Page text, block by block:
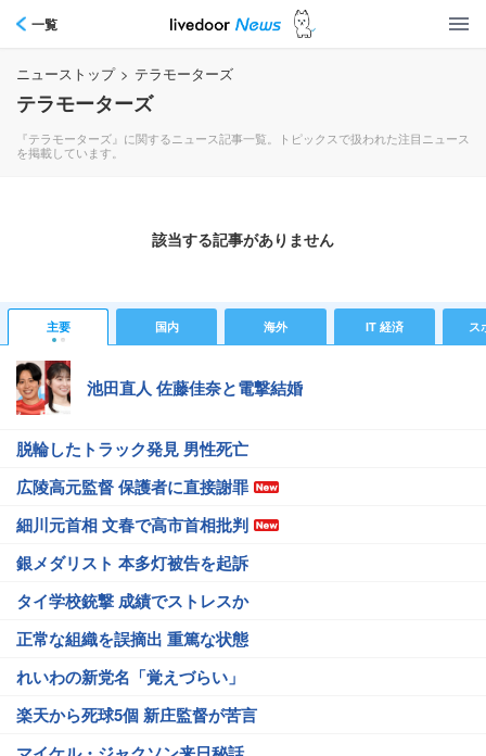
一覧
ニューストップ > テラモーターズ
テラモーターズ
『テラモーターズ』に関するニュース記事一覧。トピックスで扱われた注目ニュース
を掲載しています。
該当する記事がありません
主要 国内 海外 IT 経済 ス
池田直人 佐藤佳奈と電撃結婚
脱輪したトラック発見 男性死亡
広陵高元監督 保護者に直接謝罪
細川元首相 文春で高市首相批判
銀メダリスト 本多灯被告を起訴
タイ学校銃撃 成績でストレスか
正常な組織を誤摘出 重篤な状態
れいわの新党名「覚えづらい」
楽天から死球5個 新庄監督が苦言